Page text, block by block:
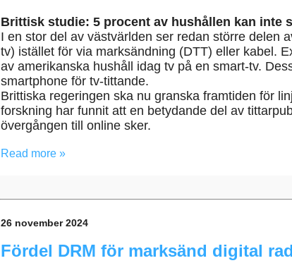
Brittisk studie: 5 procent av hushållen kan inte
I en stor del av västvärlden ser redan större delen
tv) istället för via marksändning (DTT) eller kabel.
av amerikanska hushåll idag tv på en smart-tv.
smartphone för tv-tittande.
Brittiska regeringen ska nu granska framtiden för
forskning har funnit att en betydande del av
övergången till online sker.
Read more »
26 november 2024
Fördel DRM för marksänd digital